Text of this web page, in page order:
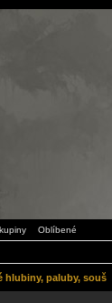
Oblíbené
hlubiny, paluby, souš